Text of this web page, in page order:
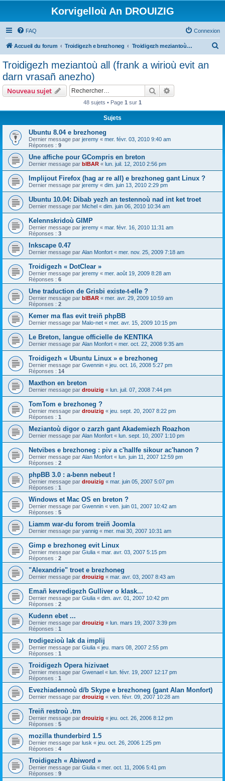
Korvigelloù An DROUIZIG
FAQ Connexion
Accueil du forum Troidigezh e brezhoneg Troidigezh meziantoù all (frank a wirioù evit an darn vrasañ anezho)
Troidigezh meziantoù all (frank a wirioù evit an
darn vrasañ anezho)
Nouveau sujet Rechercher
48 sujets • Page 1 sur 1
Sujets
Ubuntu 8.04 e brezhoneg
Dernier message par jeremy « mer. févr. 03, 2010 9:40 am
Réponses : 9
Une affiche pour GCompris en breton
Dernier message par bIBAR « lun. juil. 12, 2010 2:56 pm
Implijout Firefox (hag ar re all) e brezhoneg gant Linux ?
Dernier message par jeremy « dim. juin 13, 2010 2:29 pm
Ubuntu 10.04: Dibab yezh an testennoù nad int ket troet
Dernier message par Michel « dim. juin 06, 2010 10:34 am
Kelennskridoù GIMP
Dernier message par jeremy « mar. févr. 16, 2010 11:31 am
Réponses : 3
Inkscape 0.47
Dernier message par Alan Monfort « mer. nov. 25, 2009 7:18 am
Troidigezh « DotClear »
Dernier message par jeremy « mer. août 19, 2009 8:28 am
Réponses : 6
Une traduction de Grisbi existe-t-elle ?
Dernier message par bIBAR « mer. avr. 29, 2009 10:59 am
Réponses : 2
Kemer ma flas evit treiñ phpBB
Dernier message par Malo-net « mer. avr. 15, 2009 10:15 pm
Le Breton, langue officielle de KENTIKA
Dernier message par Alan Monfort « mer. oct. 22, 2008 9:35 am
Troidigezh « Ubuntu Linux » e brezhoneg
Dernier message par Gwennin « jeu. oct. 16, 2008 5:27 pm
Réponses : 14
Maxthon en breton
Dernier message par drouizig « lun. juil. 07, 2008 7:44 pm
TomTom e brezhoneg ?
Dernier message par drouizig « jeu. sept. 20, 2007 8:22 pm
Réponses : 1
Meziantoù digor o zarzh gant Akademiezh Roazhon
Dernier message par Alan Monfort « lun. sept. 10, 2007 1:10 pm
Netvibes e brezhoneg : piv a c'hallfe sikour ac'hanon ?
Dernier message par Alan Monfort « lun. juin 11, 2007 12:59 pm
Réponses : 2
phpBB 3.0 : a-benn nebeut !
Dernier message par drouizig « mar. juin 05, 2007 5:07 pm
Réponses : 1
Windows et Mac OS en breton ?
Dernier message par Gwennin « ven. juin 01, 2007 10:42 am
Réponses : 5
Liamm war-du forom treiñ Joomla
Dernier message par yannig « mer. mai 30, 2007 10:31 am
Gimp e brezhoneg evit Linux
Dernier message par Giulia « mar. avr. 03, 2007 5:15 pm
Réponses : 2
"Alexandrie" troet e brezhoneg
Dernier message par drouizig « mar. avr. 03, 2007 8:43 am
Emañ kevredigezh Gulliver o klask...
Dernier message par Giulia « dim. avr. 01, 2007 10:42 pm
Réponses : 2
Kudenn ebet ...
Dernier message par drouizig « lun. mars 19, 2007 3:39 pm
Réponses : 1
trodigezioù lak da implij
Dernier message par Giulia « jeu. mars 08, 2007 2:55 pm
Réponses : 1
Troidigezh Opera hizivaet
Dernier message par Gwenael « lun. févr. 19, 2007 12:17 pm
Réponses : 1
Evezhiadennoù d/b Skype e brezhoneg (gant Alan Monfort)
Dernier message par drouizig « ven. févr. 09, 2007 10:28 am
Treiñ restroù .trn
Dernier message par drouizig « jeu. oct. 26, 2006 8:12 pm
Réponses : 5
mozilla thunderbird 1.5
Dernier message par lusk « jeu. oct. 26, 2006 1:25 pm
Réponses : 4
Troidigezh « Abiword »
Dernier message par Giulia « mer. oct. 11, 2006 5:41 pm
Réponses : 9